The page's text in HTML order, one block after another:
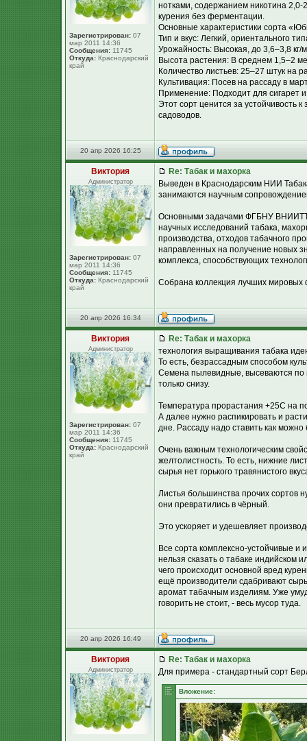
Зарегистрирован: 07
мар 2011 14:36
Сообщения: 11745
Откуда: Краснодарский
край
нотками, содержанием никотина 2,0-
курения без ферментации.
Основные характеристики сорта
Тип и вкус: Легкий, ориентального
Урожайность: Высокая, до 3,6–3,8 кг/
Высота растения: В среднем 1,5–2
Количество листьев: 25–27 штук на
Культивация: Посев на рассаду в
Применение: Подходит для сигарет
Этот сорт ценится за устойчивость
садоводов.
20 апр 2026 16:25
Виктория
Администратор
Зарегистрирован: 07
мар 2011 14:36
Сообщения: 11745
Откуда: Краснодарский
край
Re: Табак и махорка
Выведен в Краснодарским НИИ
занимаются научным
Основными задачами ФГБНУ
научных исследований табака,
производства, отходов табачного
направленных на получение новых
комплекса, способствующих
Собрана коллекция лучших мировых
20 апр 2026 16:34
Виктория
Администратор
Зарегистрирован: 07
мар 2011 14:36
Сообщения: 11745
Откуда: Краснодарский
край
Re: Табак и махорка
технология выращивания табака
То есть, безрассадным способом
Семена пылевидные, высеваются по
только снизу.
Температура прорастания +25С на
А далее нужно распикировать и
дне. Рассаду надо ставить как
Очень важным технологическим
желтолистность. То есть, нижние
сырья нет горького травянистого
Листья большинства прочих сортов
они превратились в чёрный.
Это ускоряет и удешевляет
Все сорта комплексно-устойчивые и
нельзя сказать о табаке индийском
чего происходит основной вред
ещё производители сдабривают
аромат табачным изделиям. Уже
говорить не стоит, - весь мусор туда.
20 апр 2026 16:49
Виктория
Администратор
Re: Табак и махорка
Для примера - стандартный сорт
Вложение: